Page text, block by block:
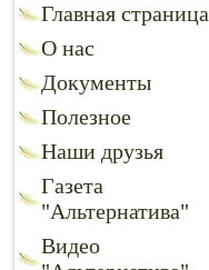
Главная страница
О нас
Документы
Полезное
Наши друзья
Газета
"Альтернатива"
Видео